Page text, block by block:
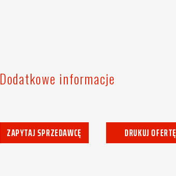
Dodatkowe informacje
ZAPYTAJ SPRZEDAWCĘ DRUKUJ OFERTĘ